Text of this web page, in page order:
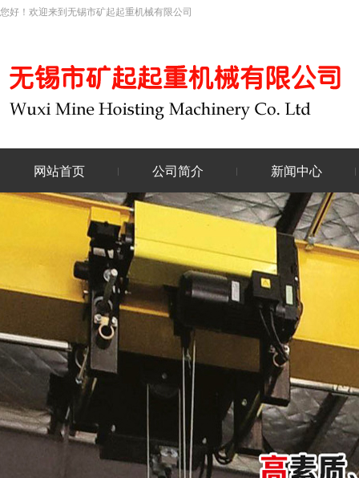
您好！欢迎来到无锡市矿起起重机械有限公司
网站首页 公司简介 新闻中心